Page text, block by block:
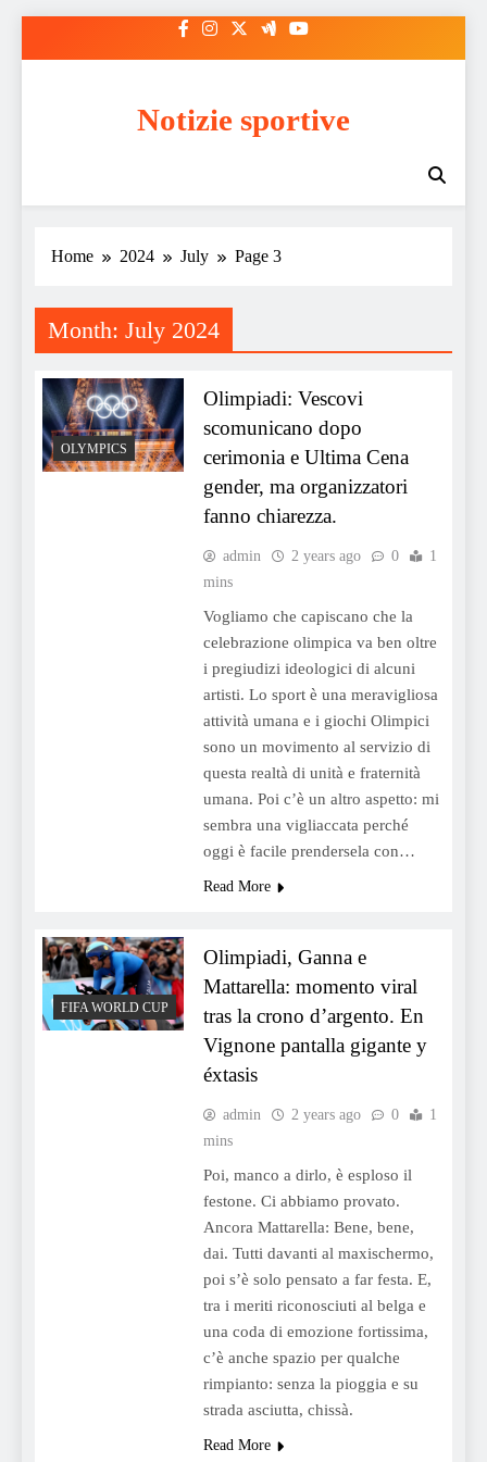
Notizie sportive
Home 2024 July Page 3
Month: July 2024
OLYMPICS
Olimpiadi: Vescovi
scomunicano dopo
cerimonia e Ultima Cena
gender, ma organizzatori
fanno chiarezza.
admin 2 years ago 0
1
mins
Vogliamo che capiscano che la
celebrazione olimpica va ben oltre
i pregiudizi ideologici di alcuni
artisti. Lo sport è una meravigliosa
attività umana e i giochi Olimpici
sono un movimento al servizio di
questa realtà di unità e fraternità
umana. Poi c’è un altro aspetto: mi
sembra una vigliaccata perché
oggi è facile prendersela con…
Read More
FIFA WORLD CUP
Olimpiadi, Ganna e
Mattarella: momento viral
tras la crono d’argento. En
Vignone pantalla gigante y
éxtasis
admin 2 years ago 0
1
mins
Poi, manco a dirlo, è esploso il
festone. Ci abbiamo provato.
Ancora Mattarella: Bene, bene,
dai. Tutti davanti al maxischermo,
poi s’è solo pensato a far festa. E,
tra i meriti riconosciuti al belga e
una coda di emozione fortissima,
c’è anche spazio per qualche
rimpianto: senza la pioggia e su
strada asciutta, chissà.
Read More